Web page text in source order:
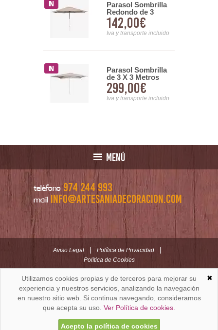
Parasol Sombrilla
Redondo de 3
Metros Diametro
Serie Ruedo
142,00€
Iva y transporte incluido
Parasol Sombrilla
de 3 X 3 Metros
Serie Plaza
299,00€
Iva y transporte incluido
MENÚ
teléfono 974 244 993
mail info@artesaniadecoracion.com
Aviso Legal | Política de Privacidad |
Política de Cookies
ARTESANÍAYDECORACION.COM
C/ Padre Huesca nº 30 | Oficina C/ Roldán nº 5 -3º
Huesca (España)
✖
Utilizamos cookies propias y de terceros para mejorar su
experiencia y nuestros servicios, analizando la navegación
en nuestro sitio web. Si continua navegando, consideramos
que acepta su uso. Ver Política de cookies.
Acepto la política de cookies